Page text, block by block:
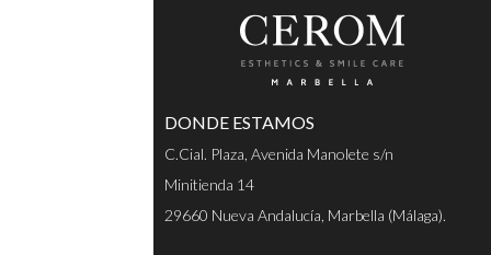
DONDE ESTAMOS
C.Cial. Plaza, Avenida Manolete s/n
Minitienda 14
29660 Nueva Andalucía, Marbella (Málaga).